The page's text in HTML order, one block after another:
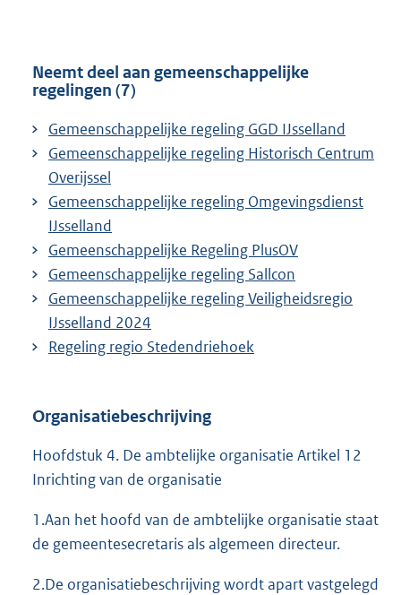
Neemt deel aan gemeenschappelijke
regelingen (7)
Gemeenschappelijke regeling GGD IJsselland
Gemeenschappelijke regeling Historisch Centrum
Overijssel
Gemeenschappelijke regeling Omgevingsdienst
IJsselland
Gemeenschappelijke Regeling PlusOV
Gemeenschappelijke regeling Sallcon
Gemeenschappelijke regeling Veiligheidsregio
IJsselland 2024
Regeling regio Stedendriehoek
Organisatiebeschrijving
Hoofdstuk 4. De ambtelijke organisatie Artikel 12
Inrichting van de organisatie
1.Aan het hoofd van de ambtelijke organisatie staat
de gemeentesecretaris als algemeen directeur.
2.De organisatiebeschrijving wordt apart vastgelegd